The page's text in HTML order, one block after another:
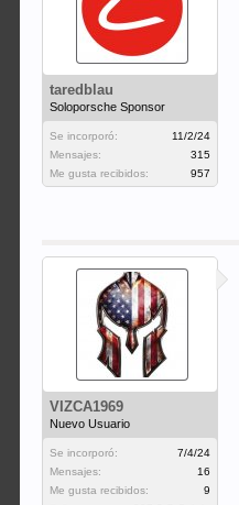
taredblau
Soloporsche Sponsor
Se incorporó:
11/2/24
Mensajes:
315
Me gusta recibidos:
957
VIZCA1969
Nuevo Usuario
Se incorporó:
7/4/24
Mensajes:
16
Me gusta recibidos:
9